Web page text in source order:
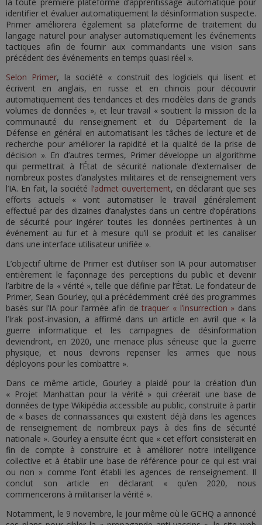
identifier et évaluer automatiquement la désinformation suspecte.
Primer améliorera également sa plateforme de traitement du
langage naturel pour analyser automatiquement les événements
tactiques afin de fournir aux commandants une vision sans
précédent des événements en temps quasi réel ».
Selon Primer, la société « construit des logiciels qui lisent et
écrivent en anglais, en russe et en chinois pour découvrir
automatiquement des tendances et des modèles dans de grands
volumes de données », et leur travail « soutient la mission de la
communauté du renseignement et du Département de la
Défense en général en automatisant les tâches de lecture et de
recherche pour améliorer la rapidité et la qualité de la prise de
décision ». En d’autres termes, Primer développe un algorithme
qui permettrait à l’État de sécurité nationale d’externaliser de
nombreux postes d’analystes militaires et de renseignement vers
l’IA. En fait, la société l’admet ouvertement, en déclarant que ses
efforts actuels « vont automatiser le travail généralement
effectué par des dizaines d’analystes dans un centre d’opérations
de sécurité pour ingérer toutes les données pertinentes à un
événement au fur et à mesure qu’il se produit et les canaliser
dans une interface utilisateur unifiée ».
L’objectif ultime de Primer est d’utiliser son IA pour automatiser
entièrement le façonnage des perceptions du public et devenir
l’arbitre de la « vérité », telle que définie par l’État. Le fondateur de
Primer, Sean Gourley, qui a précédemment créé des programmes
basés sur l’IA pour l’armée afin detraquer « l’insurrection » dans
l’Irak post-invasion, a affirmé dans un article en avril que « la
guerre informatique et les campagnes de désinformation
deviendront, en 2020, une menace plus sérieuse que la guerre
physique, et nous devrons repenser les armes que nous
déployons pour les combattre ».
Dans ce même article, Gourley a plaidé pour la création d’un
« Projet Manhattan pour la vérité » qui créerait une base de
données de type Wikipédia accessible au public, construite à partir
de « bases de connaissances qui existent déjà dans les agences
de renseignement de nombreux pays à des fins de sécurité
nationale ». Gourley a ensuite écrit que « cet effort consisterait en
fin de compte à construire et à améliorer notre intelligence
collective et à établir une base de référence pour ce qui est vrai
ou non » comme l’ont établi les agences de renseignement. Il
conclut son article en déclarant « qu’en 2020, nous
commencerons à militariser la vérité ».
Notamment, le 9 novembre, le jour même où le GCHQ a annoncé